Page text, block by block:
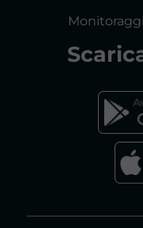
FAQs